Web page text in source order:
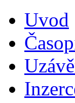
Uvod